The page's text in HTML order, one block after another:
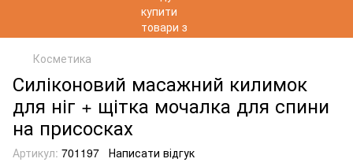
Косметика
Силіконовий масажний килимок
для ніг + щітка мочалка для спини
на присосках
Артикул: 701197 Написати відгук